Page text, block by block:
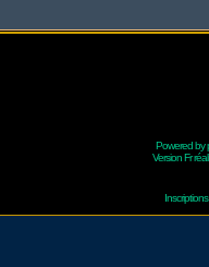
Powered by
Version Fr